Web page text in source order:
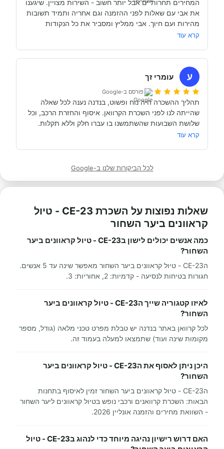
היה זמין לכל שאלה, לפני ובמהלך השהות שלנו (וכמעט ולא
השכרנו את הקרוואן בדורטמונד, בגרמניה- קיבלנו את האוטו
תודה אבי!
קרא עוד
ע עומרי זך
פורסם ב-Google
מאוד מומלץ לכל מי שרוצה לעשות חופשה בקרוואן.
קרא עוד
לכל הביקורות שלנו ב-Google
שאלות נפוצות על השכרת CE-23 - טיול
קראוונים ביער השחור
כמה אנשים יכולים לישון בCE-23 - טיול קראוונים ביער
השחור?
הCE-23 - טיול קראוונים ביער השחור מאפשר שינה עד 5 אנשים.
חגורות בטיחות לנסיעה - קדמיות: 2, אחוריות: 3.
לאיזו קטגוריה שייך הCE-23 - טיול קראוונים ביער
השחור?
לכל קרוואן באתר בנדנה יש טבלת מפרט טכני מלאה (גודל, מספר
מקומות שינה ועוד) שתמצאו למעלה בעמוד זה.
היכן ניתן לאסוף את הCE-23 - טיול קראוונים ביער
השחור?
הCE-23 - טיול קראוונים ביער השחור זמין לאיסוף בתחנות
הבאות: השכרת קרוואנים ורכבי נופש בטיול קראוונים ליער השחור
- השוואת מחירים והזמנה אונליין 2026.
האם דרוש רישיון נהיגה מיוחד כדי לנהוג בCE-23 - טיול